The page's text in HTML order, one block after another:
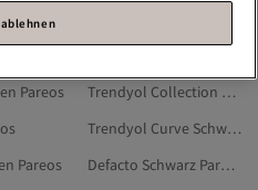
Pareos
Trendyol Collection Schwarz Strandmode
Trendyol Curve Schwarz Pareos
Pareos
Defacto Schwarz Pareos